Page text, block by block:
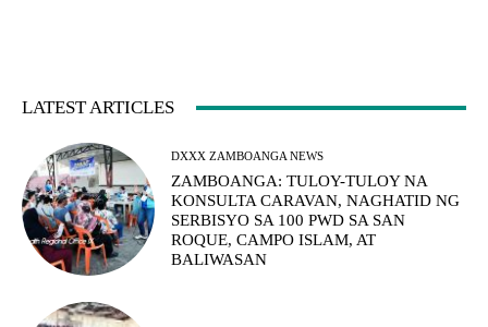
LATEST ARTICLES
DXXX ZAMBOANGA NEWS
ZAMBOANGA: TULOY-TULOY NA
KONSULTA CARAVAN, NAGHATID NG
SERBISYO SA 100 PWD SA SAN
ROQUE, CAMPO ISLAM, AT
BALIWASAN